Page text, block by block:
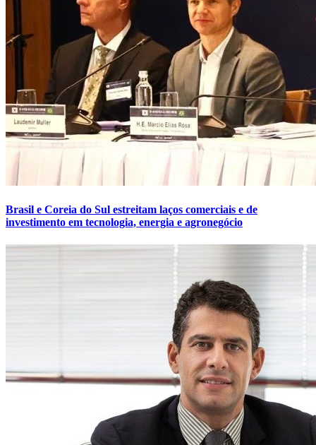
Brasil e Coreia do Sul estreitam laços comerciais e de
investimento em tecnologia, energia e agronegócio